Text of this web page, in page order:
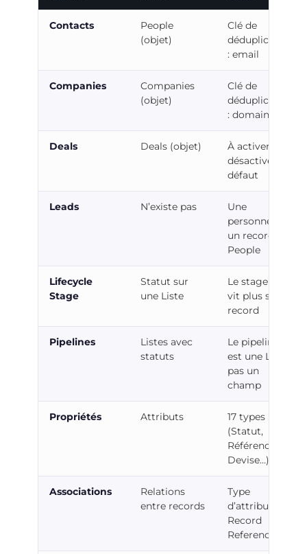
Contacts
People
(objet)
Clé de
déduplication
: email
Companies
Companies
(objet)
Clé de
déduplication
: domaine
Deals Deals (objet)
À activer,
désactivé par
défaut
Leads N’existe pas
Une
personne est
un record
People
Lifecycle
Stage
Statut sur
une Liste
Le stage ne
vit plus sur le
record
Pipelines
Listes avec
statuts
Le pipeline
est une Liste,
pas un
champ
Propriétés Attributs
17 types
(Statut,
Référence,
Devise…)
Associations
Relations
entre records
Type
d’attribut
Record
Reference